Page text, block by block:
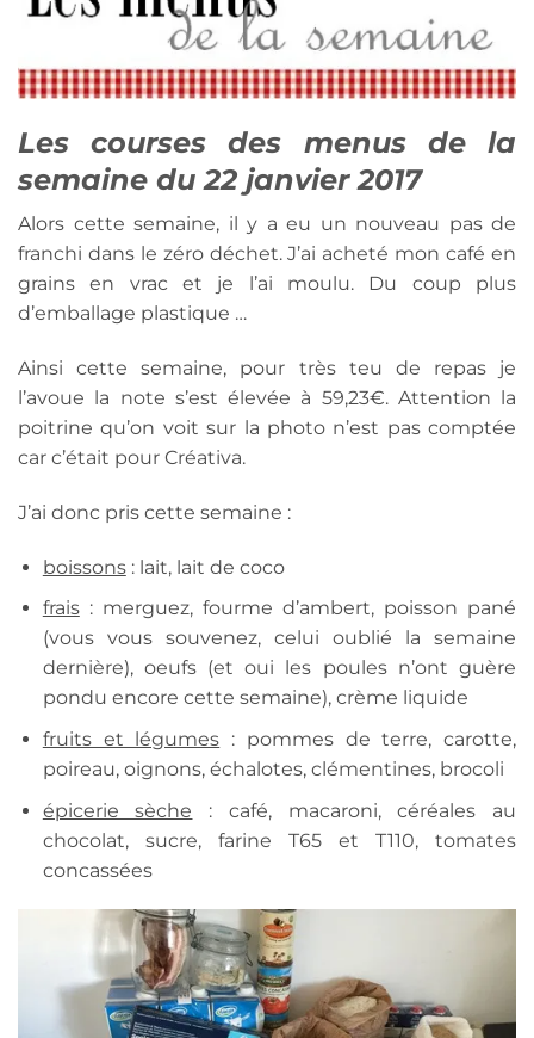
Les courses des menus de la
semaine du 22 janvier 2017
Alors cette semaine, il y a eu un nouveau pas de
franchi dans le zéro déchet. J’ai acheté mon café en
grains en vrac et je l’ai moulu. Du coup plus
d’emballage plastique …
Ainsi cette semaine, pour très teu de repas je
l’avoue la note s’est élevée à 59,23€. Attention la
poitrine qu’on voit sur la photo n’est pas comptée
car c’était pour Créativa.
J’ai donc pris cette semaine :
boissons: lait, lait de coco
frais: merguez, fourme d’ambert, poisson pané
(vous vous souvenez, celui oublié la semaine
dernière), oeufs (et oui les poules n’ont guère
pondu encore cette semaine), crème liquide
fruits et légumes : pommes de terre, carotte,
poireau, oignons, échalotes, clémentines, brocoli
épicerie sèche : café, macaroni, céréales au
chocolat, sucre, farine T65 et T110, tomates
concassées